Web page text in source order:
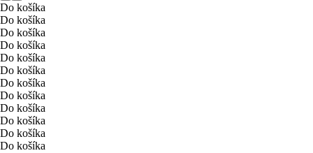
Do košíka
Do košíka
Do košíka
Do košíka
Do košíka
Do košíka
Do košíka
Do košíka
Do košíka
Do košíka
Do košíka
Do košíka